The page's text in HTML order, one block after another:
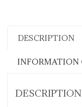
DESCRIPTION
INFORMATION
DESCRIPTION